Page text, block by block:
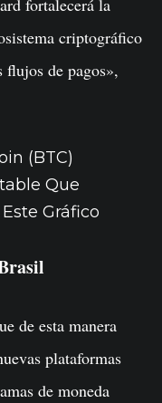
fortalecerá la
criptográfico
flujos de pagos»,
(BTC)
Que
Gráfico
de esta manera
plataformas
de moneda